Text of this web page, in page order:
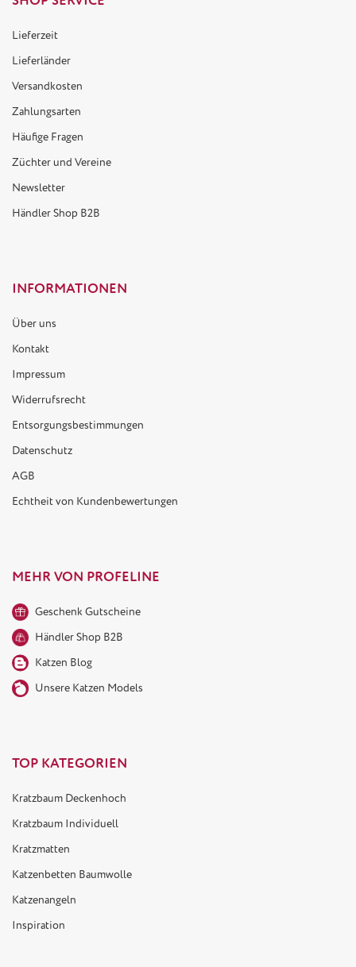
Lieferzeit
Lieferländer
Versandkosten
Zahlungsarten
Häufige Fragen
Züchter und Vereine
Newsletter
Händler Shop B2B
INFORMATIONEN
Über uns
Kontakt
Impressum
Widerrufsrecht
Entsorgungsbestimmungen
Datenschutz
AGB
Echtheit von Kundenbewertungen
MEHR VON PROFELINE
Geschenk Gutscheine
Händler Shop B2B
Katzen Blog
Unsere Katzen Models
TOP KATEGORIEN
Kratzbaum Deckenhoch
Kratzbaum Individuell
Kratzmatten
Katzenbetten Baumwolle
Katzenangeln
Inspiration